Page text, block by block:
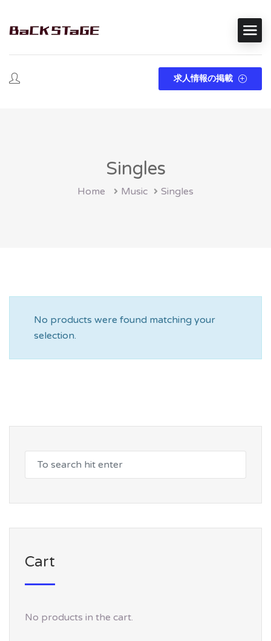
求人情報の掲載
Singles
Home Music Singles
No products were found matching your
selection.
Cart
No products in the cart.